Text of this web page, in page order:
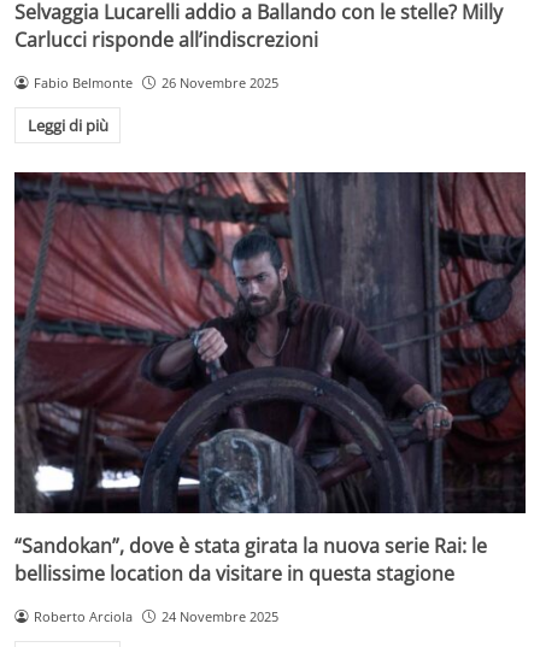
Selvaggia Lucarelli addio a Ballando con le stelle? Milly
Carlucci risponde all’indiscrezioni
Fabio Belmonte 26 Novembre 2025
Leggi di più
“Sandokan”, dove è stata girata la nuova serie Rai: le
bellissime location da visitare in questa stagione
Roberto Arciola 24 Novembre 2025